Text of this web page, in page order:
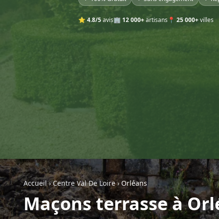
⭐ 4.8/5avis🏢 12 000+artisans 📍 25 000+villes
Accueil›Centre Val De Loire›Orléans
Maçons terrasse à